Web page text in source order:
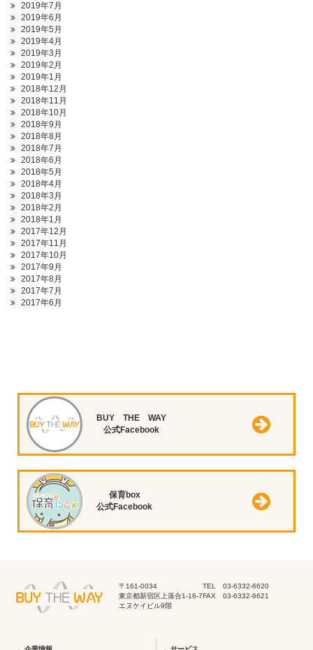
2019年7月
2019年6月
2019年5月
2019年4月
2019年3月
2019年2月
2019年1月
2018年12月
2018年11月
2018年10月
2018年9月
2018年8月
2018年7月
2018年6月
2018年5月
2018年4月
2018年3月
2018年2月
2018年1月
2017年12月
2017年11月
2017年10月
2017年9月
2017年8月
2017年7月
2017年6月
BUY THE WAY
公式Facebook
保育box
公式Facebook
〒161-0034
東京都新宿区上落合1-16-7
エヌケイビル9階
TEL 03-6332-6620
FAX 03-6332-6621